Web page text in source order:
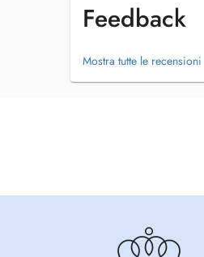
Feedback
Mostra tutte le recensioni